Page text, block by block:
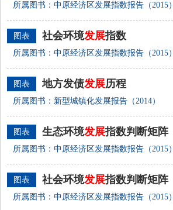
所属图书：中原经济区发展指数报告（2015）
图表 社会环境发展指数
所属图书：中原经济区发展指数报告（2015）
图表 地方发债发展历程
所属图书：新型城镇化发展报告（2014）
图表 生态环境发展指数判断矩阵
所属图书：中原经济区发展指数报告（2015）
图表 社会环境发展指数判断矩阵
所属图书：中原经济区发展指数报告（2015）